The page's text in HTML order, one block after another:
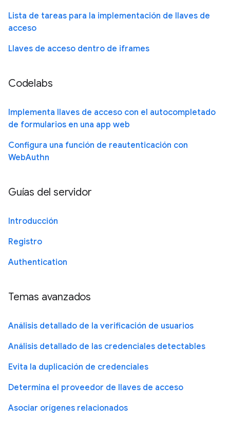
Lista de tareas para la implementación de llaves de
acceso
Llaves de acceso dentro de iframes
Codelabs
Implementa llaves de acceso con el autocompletado
de formularios en una app web
Configura una función de reautenticación con
WebAuthn
Guías del servidor
Introducción
Registro
Authentication
Temas avanzados
Análisis detallado de la verificación de usuarios
Análisis detallado de las credenciales detectables
Evita la duplicación de credenciales
Determina el proveedor de llaves de acceso
Asociar orígenes relacionados